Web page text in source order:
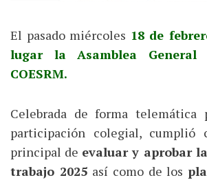
El pasado miércoles 18 de
lugar la Asamblea General
COESRM.
Celebrada de forma
participación colegial, cumplió
principal de evaluar y aprobar
trabajo 2025así como de los